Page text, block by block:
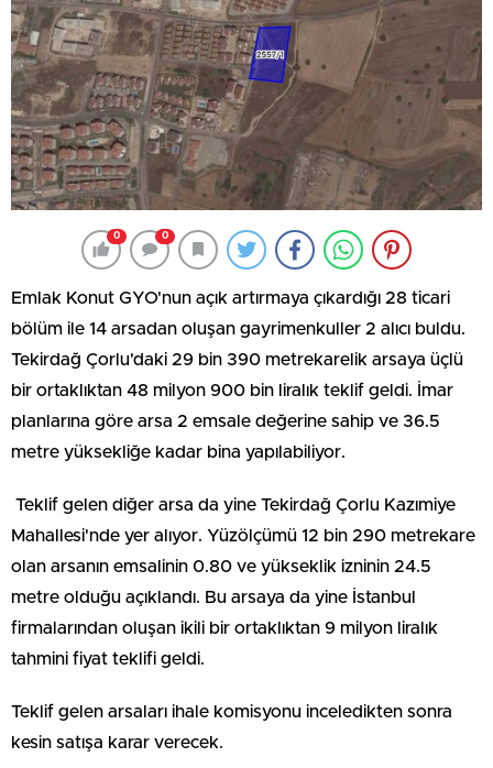
0 0
Emlak Konut GYO'nun açık artırmaya çıkardığı 28 ticari
bölüm ile 14 arsadan oluşan gayrimenkuller 2 alıcı buldu.
Tekirdağ Çorlu'daki 29 bin 390 metrekarelik arsaya üçlü
bir ortaklıktan 48 milyon 900 bin liralık teklif geldi. İmar
planlarına göre arsa 2 emsale değerine sahip ve 36.5
metre yüksekliğe kadar bina yapılabiliyor.
Teklif gelen diğer arsa da yine Tekirdağ Çorlu Kazımiye
Mahallesi'nde yer alıyor. Yüzölçümü 12 bin 290 metrekare
olan arsanın emsalinin 0.80 ve yükseklik izninin 24.5
metre olduğu açıklandı. Bu arsaya da yine İstanbul
firmalarından oluşan ikili bir ortaklıktan 9 milyon liralık
tahmini fiyat teklifi geldi.
Teklif gelen arsaları ihale komisyonu inceledikten sonra
kesin satışa karar verecek.